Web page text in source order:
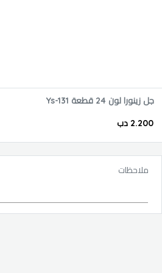
جل زينورا لون 24 قطعة Ys-131
2.200 دب
ملاحظات